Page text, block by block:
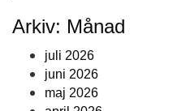
Arkiv: Månad
juli 2026
juni 2026
maj 2026